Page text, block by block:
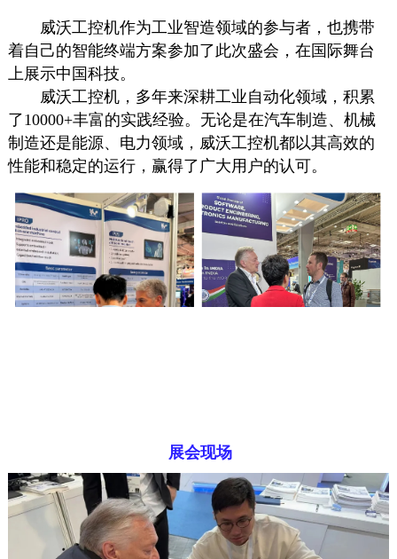
威沃工控机作为工业智造领域的参与者，也携带
着自己的智能终端方案参加了此次盛会，在国际舞台
上展示中国科技。
威沃工控机，多年来深耕工业自动化领域，积累
了10000+丰富的实践经验。无论是在汽车制造、机械
制造还是能源、电力领域，威沃工控机都以其高效的
性能和稳定的运行，赢得了广大用户的认可。
展会现场